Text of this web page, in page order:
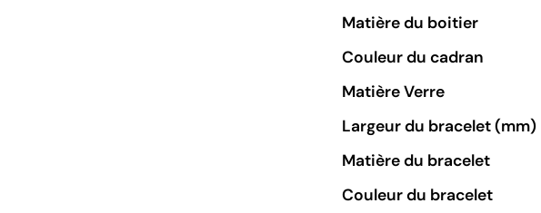
Matière du boitier
Couleur du cadran
Matière Verre
Largeur du bracelet (mm)
Matière du bracelet
Couleur du bracelet